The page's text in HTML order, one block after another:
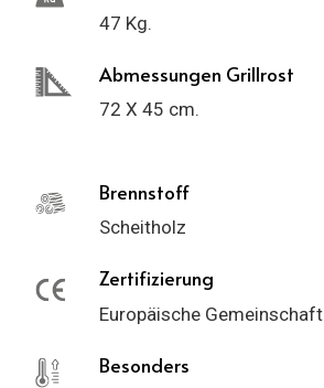
47 Kg.
Abmessungen Grillrost
72 X 45 cm.
Brennstoff
Scheitholz
Zertifizierung
Europäische Gemeinschaft
Besonders